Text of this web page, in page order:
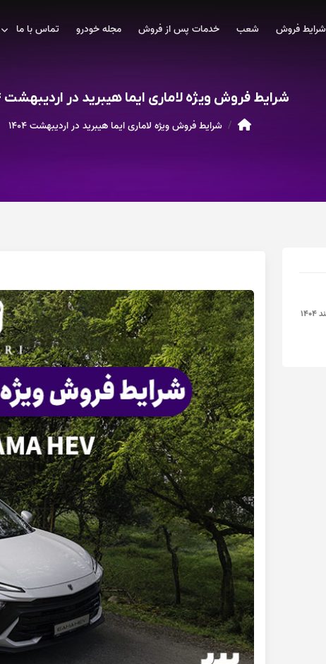
شرایط فروش شعب خدمات پس از فروش مجله خودرو تماس با ما
شرایط فروش ویژه لاماری ایما هیبرید در اردیبهشت ۱۴۰۴
شرایط فروش ویژه لاماری ایما هیبرید در اردیبهشت ۱۴۰۴